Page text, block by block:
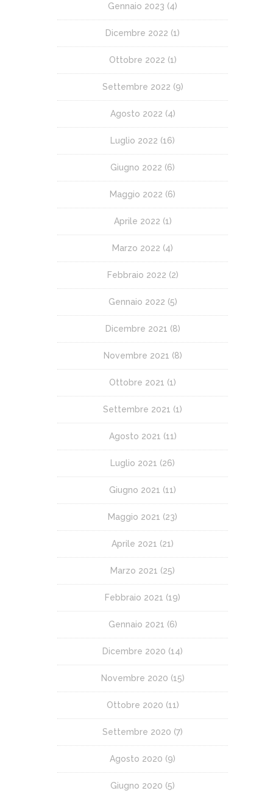
Gennaio 2023 (4)
Dicembre 2022 (1)
Ottobre 2022 (1)
Settembre 2022 (9)
Agosto 2022 (4)
Luglio 2022 (16)
Giugno 2022 (6)
Maggio 2022 (6)
Aprile 2022 (1)
Marzo 2022 (4)
Febbraio 2022 (2)
Gennaio 2022 (5)
Dicembre 2021 (8)
Novembre 2021 (8)
Ottobre 2021 (1)
Settembre 2021 (1)
Agosto 2021 (11)
Luglio 2021 (26)
Giugno 2021 (11)
Maggio 2021 (23)
Aprile 2021 (21)
Marzo 2021 (25)
Febbraio 2021 (19)
Gennaio 2021 (6)
Dicembre 2020 (14)
Novembre 2020 (15)
Ottobre 2020 (11)
Settembre 2020 (7)
Agosto 2020 (9)
Giugno 2020 (5)